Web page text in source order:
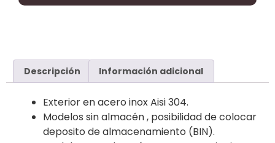
Descripción Información adicional
Exterior en acero inox Aisi 304.
Modelos sin almacén , posibilidad de colocar
deposito de almacenamiento (BIN).